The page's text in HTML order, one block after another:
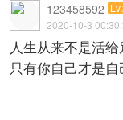
123458592
2020-10-3
人生从来不是活
只有你自己才是自